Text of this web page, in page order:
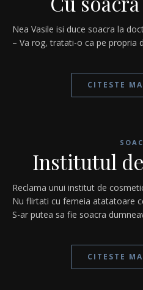
Nea Vasile isi duce soacra la
– Va rog, tratati-o ca pe propria
CITESTE
Institutul
Reclama unui institut de
Nu flirtati cu femeia atatatoare
S-ar putea sa fie soacra
CITESTE